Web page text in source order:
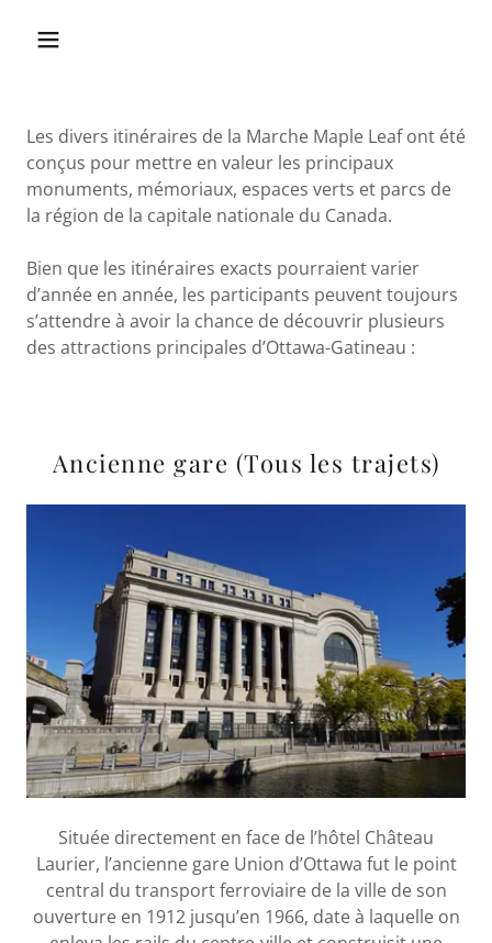
Les divers itinéraires de la Marche Maple Leaf ont été
conçus pour mettre en valeur les principaux
monuments, mémoriaux, espaces verts et parcs de
la région de la capitale nationale du Canada.
Bien que les itinéraires exacts pourraient varier
d’année en année, les participants peuvent toujours
s’attendre à avoir la chance de découvrir plusieurs
des attractions principales d’Ottawa-Gatineau :
Ancienne gare (Tous les trajets)
Située directement en face de l’hôtel Château
Laurier, l’ancienne gare Union d’Ottawa fut le point
central du transport ferroviaire de la ville de son
ouverture en 1912 jusqu’en 1966, date à laquelle on